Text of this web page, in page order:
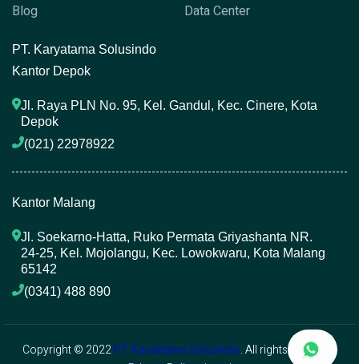
Blog
Data Center
PT. Karyatama Solusindo
Kantor Depok
Jl. Raya PLN No. 95, Kel. Gandul, Kec. Cinere, Kota
Depok
(021) 22978922
Kantor Malang
Jl. Soekarno-Hatta, Ruko Permata Griyashanta NR.
24-25, Kel. Mojolangu, Kec. Lowokwaru, Kota Malang
65142
(0341) 488 890
Copyright © 2022PT. Karyatama Solusindo. All rights reserved.